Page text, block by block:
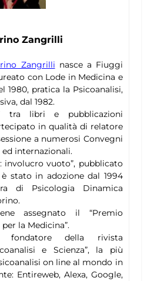
Zangrilli
Zangrilli nasce a Fiuggi
con Lode in Medicina e
1980, pratica la Psicoanalisi,
dal 1982.
tra libri e pubblicazioni
in qualità di relatore
a numerosi Convegni
internazionali.
involucro vuoto”, pubblicato
stato in adozione dal 1994
di Psicologia Dinamica
assegnato il “Premio
la Medicina”.
fondatore della rivista
e Scienza”, la più
on line al mondo in
Entireweb, Alexa, Google,